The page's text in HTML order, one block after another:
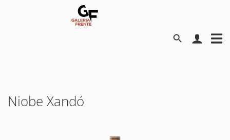
Niobe Xandó